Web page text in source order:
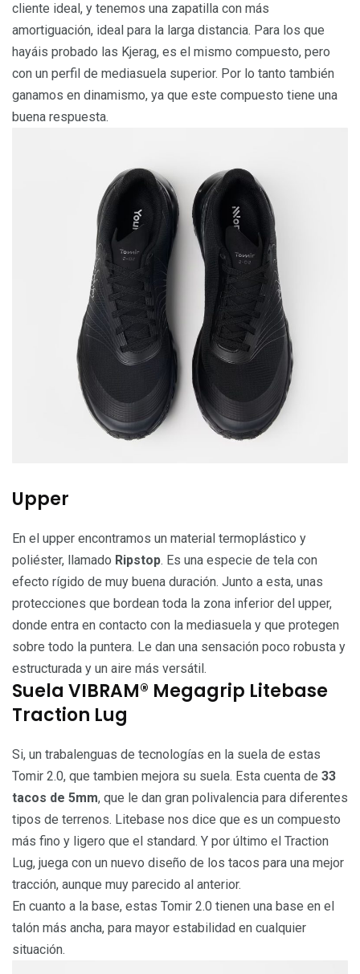
cliente ideal, y tenemos una zapatilla con más
amortiguación, ideal para la larga distancia. Para los que
hayáis probado las Kjerag, es el mismo compuesto, pero
con un perfil de mediasuela superior. Por lo tanto también
ganamos en dinamismo, ya que este compuesto tiene una
buena respuesta.
Upper
En el upper encontramos un material termoplástico y
poliéster, llamado Ripstop. Es una especie de tela con
efecto rígido de muy buena duración. Junto a esta, unas
protecciones que bordean toda la zona inferior del upper,
donde entra en contacto con la mediasuela y que protegen
sobre todo la puntera. Le dan una sensación poco robusta y
estructurada y un aire más versátil.
Suela VIBRAM® Megagrip Litebase
Traction Lug
Si, un trabalenguas de tecnologías en la suela de estas
Tomir 2.0, que tambien mejora su suela. Esta cuenta de 33
tacos de 5mm, que le dan gran polivalencia para diferentes
tipos de terrenos. Litebase nos dice que es un compuesto
más fino y ligero que el standard. Y por último el Traction
Lug, juega con un nuevo diseño de los tacos para una mejor
tracción, aunque muy parecido al anterior.
En cuanto a la base, estas Tomir 2.0 tienen una base en el
talón más ancha, para mayor estabilidad en cualquier
situación.